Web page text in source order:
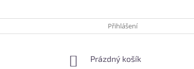
DELŠÍ ŽIVOTNOST VAŠÍ OBLÍBENÉ KABELKY
Přihlášení
NÁKUPNÍ
Prázdný košík